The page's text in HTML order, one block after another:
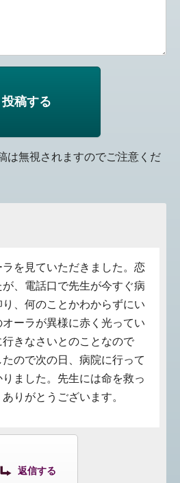
は無視されますのでご注意くだ
を見ていただきました。恋
、電話口で先生が今すぐ病
、何のことかわからずにい
ーラが異様に赤く光ってい
きなさいとのことなので
ので次の日、病院に行って
ました。先生には命を救っ
りがとうございます。
返信する